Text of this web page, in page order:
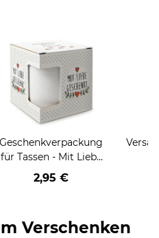
Geschenkverpackung
für Tassen - Mit Liebe
geschenkt
2,95 €
Verschenken